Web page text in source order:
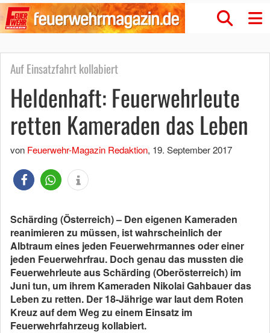
Auf Einsatzfahrt kollabiert
Heldenhaft: Feuerwehrleute
retten Kameraden das Leben
von Feuerwehr-Magazin Redaktion, 19. September 2017
Schärding (Österreich) – Den eigenen Kameraden
reanimieren zu müssen, ist wahrscheinlich der
Albtraum eines jeden Feuerwehrmannes oder einer
jeden Feuerwehrfrau. Doch genau das mussten die
Feuerwehrleute aus Schärding (Oberösterreich) im
Juni tun, um ihrem Kameraden Nikolai Gahbauer das
Leben zu retten. Der 18-Jährige war laut dem Roten
Kreuz auf dem Weg zu einem Einsatz im
Feuerwehrfahrzeug kollabiert.